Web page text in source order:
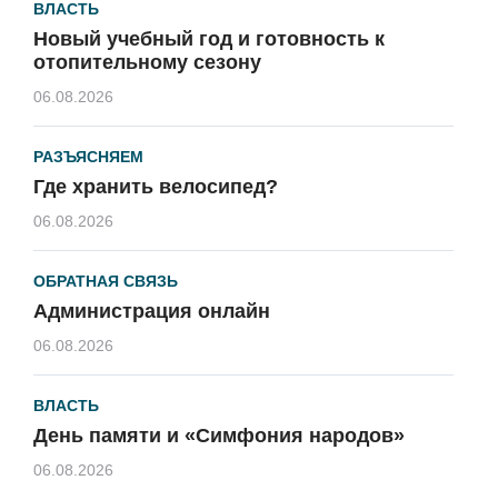
ВЛАСТЬ
Новый учебный год и готовность к
отопительному сезону
06.08.2026
РАЗЪЯСНЯЕМ
Где хранить велосипед?
06.08.2026
ОБРАТНАЯ СВЯЗЬ
Администрация онлайн
06.08.2026
ВЛАСТЬ
День памяти и «Симфония народов»
06.08.2026